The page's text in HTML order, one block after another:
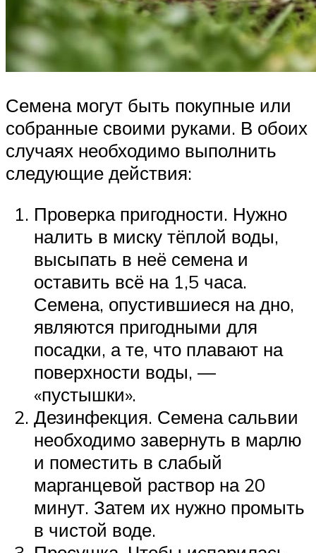
Семена могут быть покупные или
собранные своими руками. В обоих
случаях необходимо выполнить
следующие действия:
Проверка пригодности. Нужно
налить в миску тёплой воды,
высыпать в неё семена и
оставить всё на 1,5 часа.
Семена, опустившиеся на дно,
являются пригодными для
посадки, а те, что плавают на
поверхности воды, —
«пустышки».
Дезинфекция. Семена сальвии
необходимо завернуть в марлю
и поместить в слабый
марганцевой раствор на 20
минут. Затем их нужно промыть
в чистой воде.